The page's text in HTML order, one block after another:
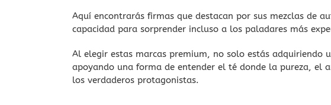
Aquí encontrarás firmas que destacan por sus mezclas de
capacidad para sorprender incluso a los paladares más
Al elegir estas marcas premium, no solo estás adquiriendo
apoyando una forma de entender el té donde la pureza, el
los verdaderos protagonistas.